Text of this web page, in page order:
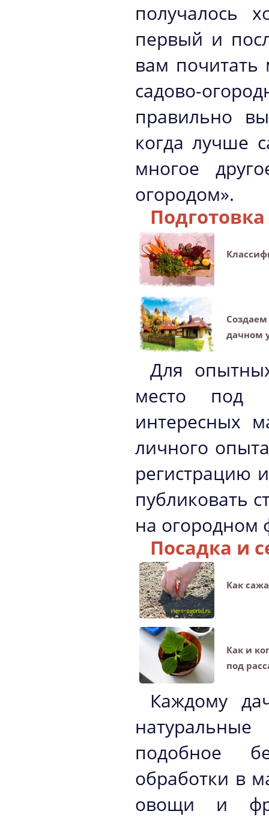
получалось
первый и
вам
садово-
правильно
когда лучше
многое
огородом».
дачном
Для
место под
интересных
личного
регистрацию
публиковать
на огородном
Поcадка и
Как
Как и
под
Каждому
подобное
обработки в
овощи и